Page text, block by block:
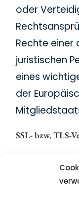
oder
Rechte einer
juristischen
eines
der
SSL- bzw. TLS-
und zum